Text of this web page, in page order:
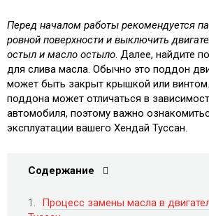
Перед началом работы рекомендуется
ровной поверхности и выключить
остыл и масло остыло . Далее, найдите
для слива масла. Обычно это поддон
может быть закрыт крышкой или
поддона может отличаться в
автомобиля, поэтому важно
эксплуатации вашего Хендай Туссан.
Содержание
Процесс замены масла в